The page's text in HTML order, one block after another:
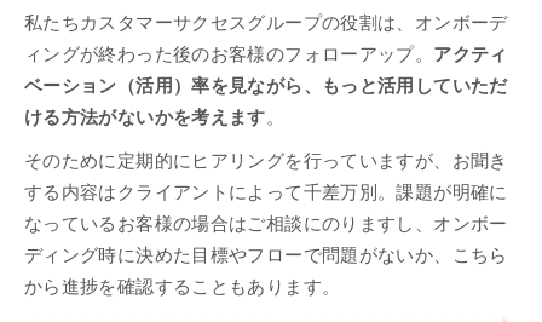
私たちカスタマーサクセスグループの役割は、オンボーデ
ィングが終わった後のお客様のフォローアップ。 アクティ
ベーション（活用）率を見ながら、もっと活用していただ
ける方法がないかを考えます。
そのために定期的にヒアリングを行っていますが、お聞き
する内容はクライアントによって千差万別。課題が明確に
なっているお客様の場合はご相談にのりますし、オンボー
ディング時に決めた目標やフローで問題がないか、こちら
から進捗を確認することもあります。